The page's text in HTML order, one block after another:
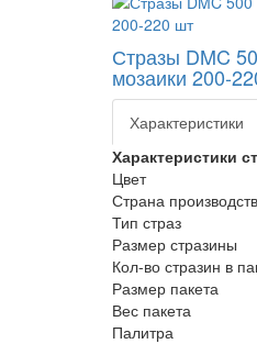
Стразы DMC
мозаики 200-
Характеристики
Характеристики
Цвет
Страна
Тип страз
Размер стразины
Кол-во стразин в
Размер пакета
Вес пакета
Палитра